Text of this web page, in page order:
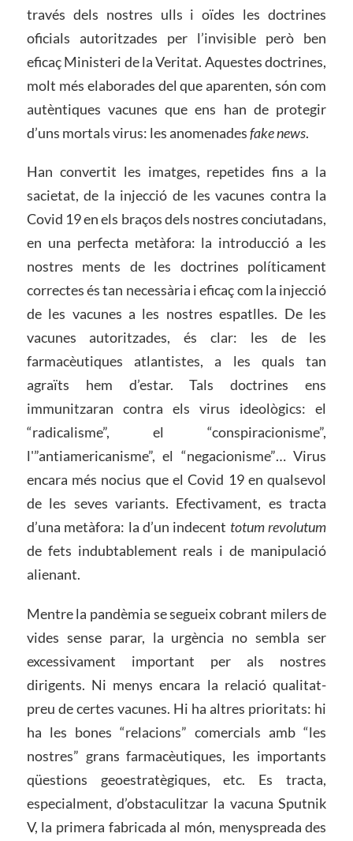
través dels nostres ulls i oïdes les doctrines
oficials autoritzades per l’invisible però ben
eficaç Ministeri de la Veritat. Aquestes doctrines,
molt més elaborades del que aparenten, són com
autèntiques vacunes que ens han de protegir
d’uns mortals virus: les anomenadesfake news.
Han convertit les imatges, repetides fins a la
sacietat, de la injecció de les vacunes contra la
Covid 19 en els braços dels nostres conciutadans,
en una perfecta metàfora: la introducció a les
nostres ments de les doctrines políticament
correctes és tan necessària i eficaç com la injecció
de les vacunes a les nostres espatlles. De les
vacunes autoritzades, és clar: les de les
farmacèutiques atlantistes, a les quals tan
agraïts hem d’estar. Tals doctrines ens
immunitzaran contra els virus ideològics: el
“radicalisme”, el “conspiracionisme”,
l'”antiamericanisme”, el “negacionisme”… Virus
encara més nocius que el Covid 19 en qualsevol
de les seves variants. Efectivament, es tracta
d’una metàfora: la d’un indecent totum revolutum
de fets indubtablement reals i de manipulació
alienant.
Mentre la pandèmia se segueix cobrant milers de
vides sense parar, la urgència no sembla ser
excessivament important per als nostres
dirigents. Ni menys encara la relació qualitat-
preu de certes vacunes. Hi ha altres prioritats: hi
ha les bones “relacions” comercials amb “les
nostres” grans farmacèutiques, les importants
qüestions geoestratègiques, etc. Es tracta,
especialment, d’obstaculitzar la vacuna Sputnik
V, la primera fabricada al món, menyspreada des